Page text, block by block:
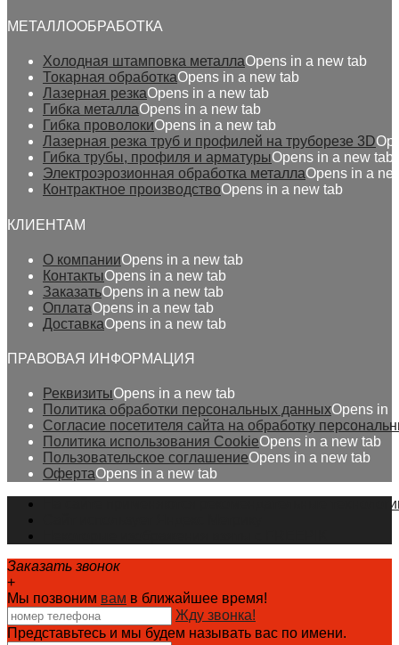
МЕТАЛЛООБРАБОТКА
Холодная штамповка металлаOpens in a new tab
Токарная обработкаOpens in a new tab
Лазерная резкаOpens in a new tab
Гибка металлаOpens in a new tab
Гибка проволокиOpens in a new tab
Лазерная резка труб и профилей на труборезе 3D
Гибка трубы, профиля и арматурыOpens in a new tab
Электроэрозионная обработка металлаOpens in a
Контрактное производствоOpens in a new tab
КЛИЕНТАМ
О компанииOpens in a new tab
КонтактыOpens in a new tab
ЗаказатьOpens in a new tab
ОплатаOpens in a new tab
ДоставкаOpens in a new tab
ПРАВОВАЯ ИНФОРМАЦИЯ
РеквизитыOpens in a new tab
Политика обработки персональных данныхOpens in
Согласие посетителя сайта на обработку
Политика использования CookieOpens in a new tab
Пользовательское соглашениеOpens in a new tab
ОфертаOpens in a new tab
На сайте применяются рекомендательные
Заказать звонок
+
Мы позвоним вам в ближайшее время!
Жду звонка!
Представьтесь и мы будем называть вас по имени.